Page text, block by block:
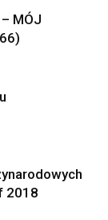
MÓJ
2018